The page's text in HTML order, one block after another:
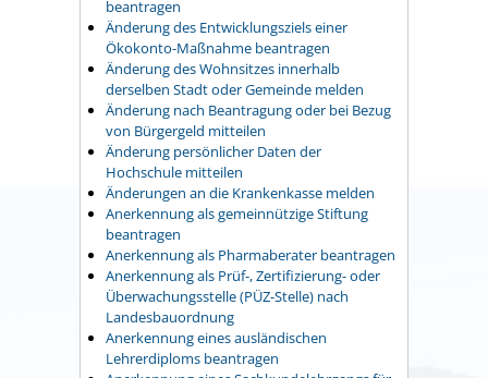
beantragen
Änderung des Entwicklungsziels einer
Ökokonto-Maßnahme beantragen
Änderung des Wohnsitzes innerhalb
derselben Stadt oder Gemeinde melden
Änderung nach Beantragung oder bei Bezug
von Bürgergeld mitteilen
Änderung persönlicher Daten der
Hochschule mitteilen
Änderungen an die Krankenkasse melden
Anerkennung als gemeinnützige Stiftung
beantragen
Anerkennung als Pharmaberater beantragen
Anerkennung als Prüf-, Zertifizierung- oder
Überwachungsstelle (PÜZ-Stelle) nach
Landesbauordnung
Anerkennung eines ausländischen
Lehrerdiploms beantragen